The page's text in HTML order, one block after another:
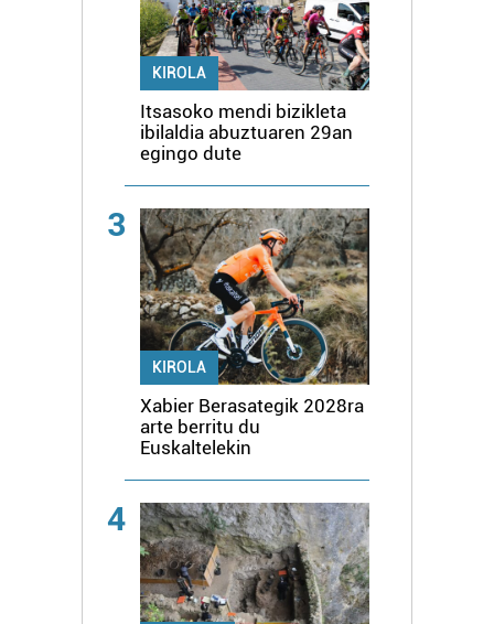
KIROLA
Itsasoko mendi bizikleta
ibilaldia abuztuaren 29an
egingo dute
3
KIROLA
Xabier Berasategik 2028ra
arte berritu du
Euskaltelekin
4